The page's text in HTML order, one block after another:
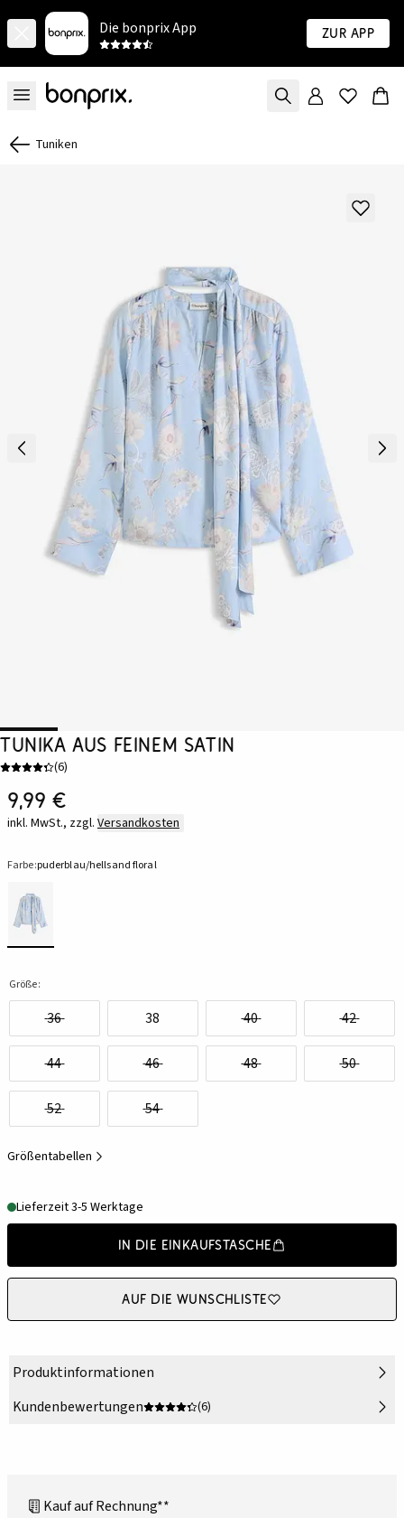
Die bonprix App Zur App
Tuniken
Tunika aus feinem Satin
(6)
9,99 €
inkl. MwSt., zzgl. Versandkosten
Farbe:puderblau/hellsand floral
Größe:
36 38 40 42
44 46 48 50
52 54
Größentabellen
Lieferzeit 3-5 Werktage
In die Einkaufstasche
Auf die Wunschliste
Produktinformationen
Kundenbewertungen
(6)
Kauf auf Rechnung**